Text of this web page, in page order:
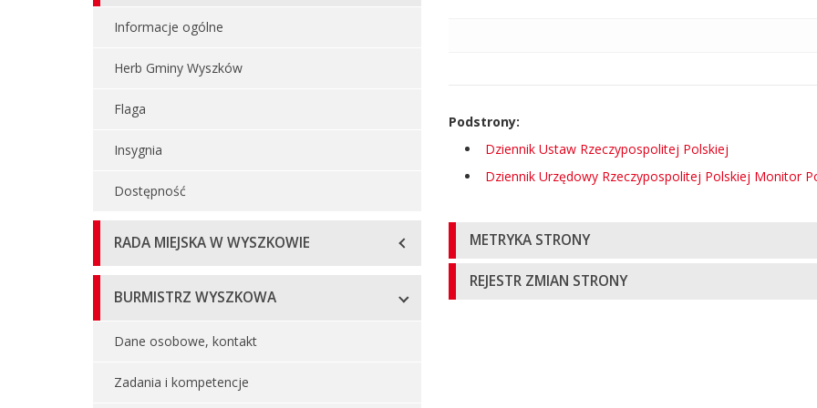
Informacje ogólne
Herb Gminy Wyszków
Flaga
Insygnia
Dostępność
RADA MIEJSKA W WYSZKOWIE
BURMISTRZ WYSZKOWA
Dane osobowe, kontakt
Zadania i kompetencje
Podstrony:
Dziennik Ustaw Rzeczypospolitej Polskiej
Dziennik Urzędowy Rzeczypospolitej Polskiej Monitor
Informacje
o
stronie
METRYKA STRONY
REJESTR ZMIAN STRONY